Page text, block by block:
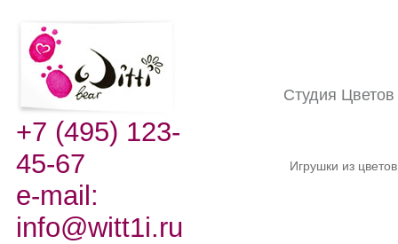
+7 (495) 123-
45-67
e-mail:
info@witt1i.ru
Студия Цветов
Игрушки из